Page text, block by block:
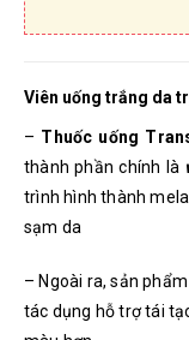
Viên uống trắng da
– Thuốc uống
thành phần chính là
trình hình thành
sạm da
– Ngoài ra, sản
tác dụng hỗ trợ tái